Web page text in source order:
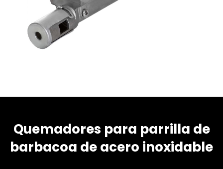
Quemadores para parrilla de
barbacoa de acero inoxidable